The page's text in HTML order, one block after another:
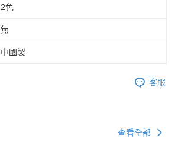
2色
無
中國製
客服
查看全部